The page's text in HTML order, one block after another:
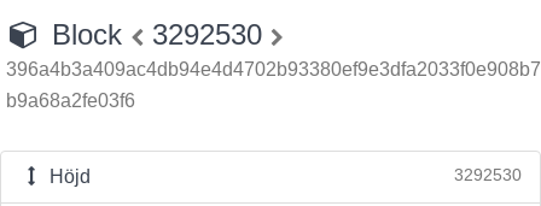
Block 3292530
396a4b3a409ac4db94e4d4702b93380ef9e3dfa2033f0e908b7
b9a68a2fe03f6
Höjd 3292530